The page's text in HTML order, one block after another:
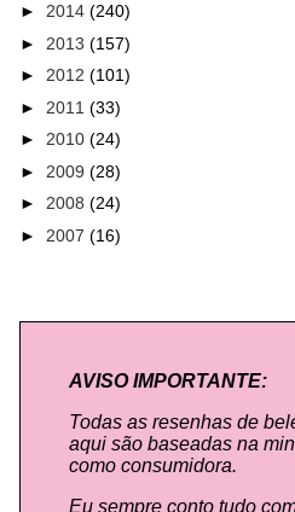
► 2014 (240)
► 2013 (157)
► 2012 (101)
► 2011 (33)
► 2010 (24)
► 2009 (28)
► 2008 (24)
► 2007 (16)
AVISO IMPORTANTE:
Todas as resenhas de
aqui são baseadas na
como consumidora.
Eu sempre conto tudo